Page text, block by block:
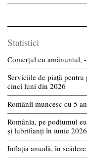
Statistici
Comerțul cu amănuntul,
Serviciile de piață pentru
cinci luni din 2026
Românii muncesc cu 5
România, pe podiumul
și lubrifianți în iunie 2026
Inflația anuală, în